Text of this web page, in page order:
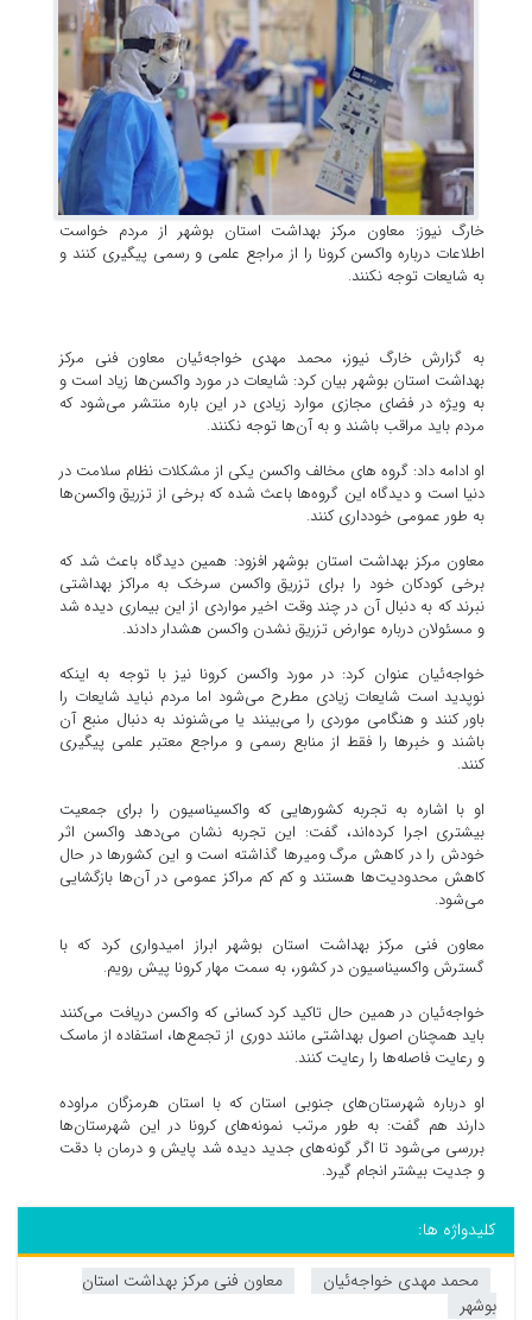
خارگ نیوز: معاون مرکز بهداشت استان بوشهر از مردم خواست
اطلاعات درباره واکسن کرونا را از مراجع علمی و رسمی پیگیری کنند و
به شایعات توجه نکنند.
به گزارش خارگ نیوز، محمد مهدی خواجه‌ئیان معاون فنی مرکز
بهداشت استان بوشهر بیان کرد: شایعات در مورد واکسن‌ها زیاد است و
به ویژه در فضای مجازی موارد زیادی در این باره منتشر می‌شود که
مردم باید مراقب باشند و به آن‌ها توجه نکنند.
او ادامه داد: گروه های مخالف واکسن یکی از مشکلات نظام سلامت در
دنیا است و دیدگاه این گروه‌ها باعث شده که برخی از تزریق واکسن‌ها
به طور عمومی خودداری کنند.
معاون مرکز بهداشت استان بوشهر افزود: همین دیدگاه باعث شد که
برخی کودکان خود را برای تزریق واکسن سرخک به مراکز بهداشتی
نبرند که به دنبال آن در چند وقت اخیر مواردی از این بیماری دیده شد
و مسئولان درباره عوارض تزریق نشدن واکسن هشدار دادند.
خواجه‌ئیان عنوان کرد: در مورد واکسن کرونا نیز با توجه به اینکه
نوپدید است شایعات زیادی مطرح می‌شود اما مردم نباید شایعات را
باور کنند و هنگامی موردی را می‌بینند یا می‌شنوند به دنبال منبع آن
باشند و خبرها را فقط از منابع رسمی و مراجع معتبر علمی پیگیری
کنند.
او با اشاره به تجربه کشورهایی که واکسیناسیون را برای جمعیت
بیشتری اجرا کرده‌اند، گفت: این تجربه نشان می‌دهد واکسن اثر
خودش را در کاهش مرگ ومیرها گذاشته است و این کشورها در حال
کاهش محدودیت‌ها هستند و کم کم مراکز عمومی در آن‌ها بازگشایی
می‌شود.
معاون فنی مرکز بهداشت استان بوشهر ابراز امیدواری کرد که با
گسترش واکسیناسیون در کشور، به سمت مهار کرونا پیش رویم.
خواجه‌ئیان در همین حال تاکید کرد کسانی که واکسن دریافت می‌کنند
باید همچنان اصول بهداشتی مانند دوری از تجمع‌ها، استفاده از ماسک
و رعایت فاصله‌ها را رعایت کنند.
او درباره شهرستان‌های جنوبی استان که با استان هرمزگان مراوده
دارند هم گفت: به طور مرتب نمونه‌های کرونا در این شهرستان‌ها
بررسی می‌شود تا اگر گونه‌های جدید دیده شد پایش و درمان با دقت
و جدیت بیشتر انجام گیرد.
کلیدواژه ها:
محمد مهدی خواجه‌ئیان
معاون فنی مرکز بهداشت استان
بوشهر